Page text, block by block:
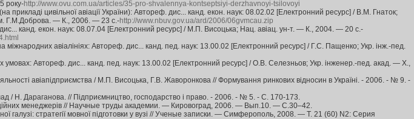
року-http://www.ovu.com.ua/articles/35-pro-shvalennya-kontseptsiyi-derzhavnoyi-tsilovoyi
прикладі цивільної авіації України): Автореф. дис... канд. екон. наук: 08.02.02 [Електронний ресурс] / В.М. Гнаток;
ім. Г.М.Доброва. — К., 2006. — 23 с.-http://www.nbuv.gov.ua/ard/2006/06gvmcau.zip
канд. екон. наук: 08.07.04 [Електронний ресурс] / М.П. Висоцька; Нац. авіац. ун-т. — К., 2004. — 20 с.-
міжнародних авіалініях: Автореф. дис... канд. пед. наук: 13.00.02 [Електронний ресурс] / Г.С. Пащенко; Укр. інж.-пед.
умовах: Автореф. дис... канд. пед. наук: 13.00.02 [Електронний ресурс] / О.В. Селезньов; Укр. інженер.-пед. акад. — Х.,
авіапідприємства / М.П. Висоцька, Г.В. Жаворонкова // Формування ринкових відносин в Україні. - 2006. - № 9. -
/ Н. Дараганова. // Підприємництво, господарство і право. - 2006. - № 5. - С. 170-173.
менеджерів // Научные труды академии. — Кировоград, 2006. — Вып.10. — С.30–42.
галузі: стратегії мовної підготовки у вузі // Ученые записки. — Симферополь, 2008. — Т. 21 (60) N2: Серия